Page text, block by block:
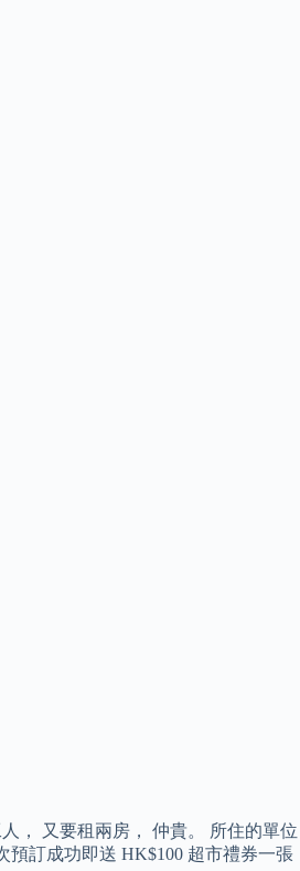
， 又要租兩房， 仲貴。 所住的單位
預訂成功即送 HK$100 超市禮券一張